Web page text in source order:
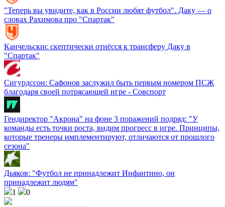
"Теперь вы увидите, как в России любят футбол". Даку — о
словах Рахимова про "Спартак"
Канчельскис скептически отнёсся к трансферу Даку в
"Спартак"
Сигурдссон: Сафонов заслужил быть первым номером ПСЖ
благодаря своей потрясающей игре - Совспорт
Гендиректор "Акрона" на фоне 3 поражений подряд: "У
команды есть точки роста, видим прогресс в игре. Принципы,
которые тренеры имплементируют, отличаются от прошлого
сезона"
Дьяков: "Футбол не принадлежит Инфантино, он
принадлежит людям"
1
0